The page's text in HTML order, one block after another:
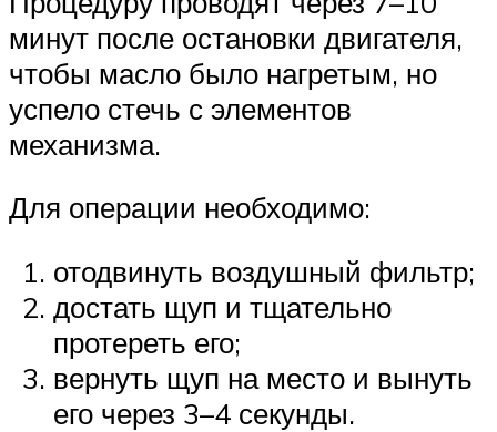
минут после остановки двигателя,
чтобы масло было нагретым, но
успело стечь с элементов
механизма.
Для операции необходимо:
отодвинуть воздушный фильтр;
достать щуп и тщательно
протереть его;
вернуть щуп на место и вынуть
его через 3–4 секунды.